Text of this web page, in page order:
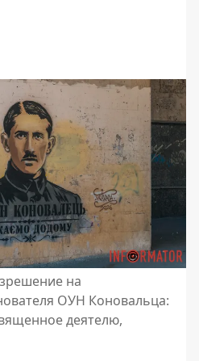
на
ОУН Коновальца:
деятелю,